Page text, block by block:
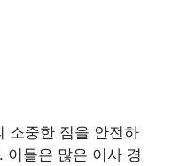
소중한 짐을 안전하
이들은 많은 이사 경